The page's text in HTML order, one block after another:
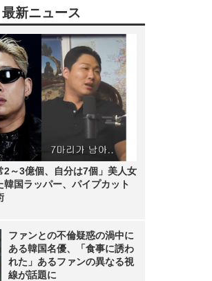
最新ニュース
2～3億個、自分は7個」美人女
韓国ラッパー、パイプカット
ファンとの不倫疑惑の渦中に
ある韓国名優、「食事に誘わ
れた」あるファンの異なる視
線が話題に